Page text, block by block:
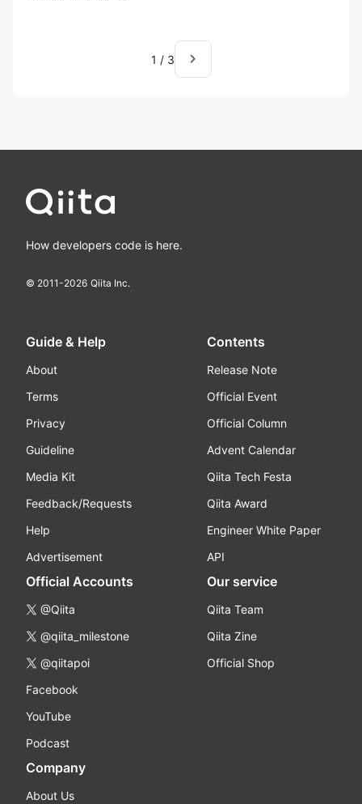
1 / 3 navigate_next
How developers code is here.
© 2011-2026 Qiita Inc.
Guide & Help
About
Terms
Privacy
Guideline
Media Kit
Feedback/Requests
Help
Advertisement
Contents
Release Note
Official Event
Official Column
Advent Calendar
Qiita Tech Festa
Qiita Award
Engineer White Paper
API
Official Accounts
@Qiita
@qiita_milestone
@qiitapoi
Facebook
YouTube
Podcast
Our service
Qiita Team
Qiita Zine
Official Shop
Company
About Us